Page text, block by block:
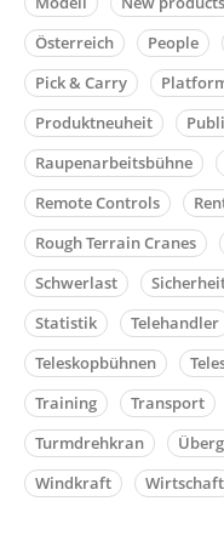
Österreich
People
Pick & Carry
Produktneuheit
Raupenarbeitsbühne
Remote Controls
Rough Terrain Cranes
Schwerlast
Statistik
Telehandler
Teleskopbühnen
Training
Transport
Turmdrehkran
Windkraft
Wirtschaft